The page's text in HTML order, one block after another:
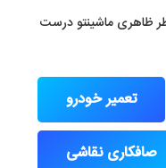
ظاهری ماشینتو درست
تعمیر خودرو
صافکاری نقاشی